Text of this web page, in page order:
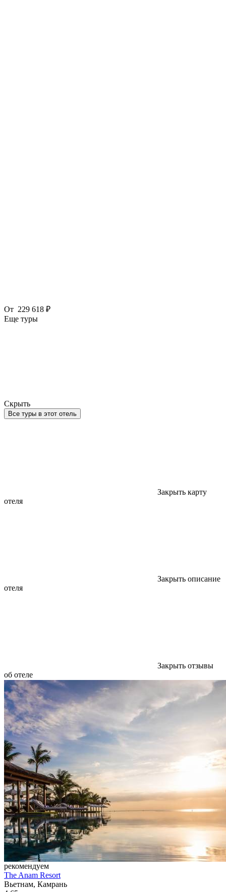
От 229 618 ₽
Еще туры
Скрыть
Все туры в этот отель
Закрыть карту
отеля
Закрыть описание
отеля
Закрыть отзывы
об отеле
рекомендуем
The Anam Resort
Вьетнам, Камрань